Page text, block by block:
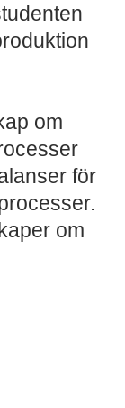
om
för
om